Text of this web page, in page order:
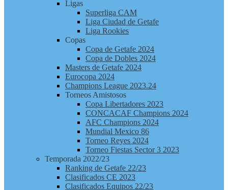
Ligas
Superliga CAM
Liga Ciudad de Getafe
Liga Rookies
Copas
Copa de Getafe 2024
Copa de Dobles 2024
Masters de Getafe 2024
Eurocopa 2024
Champions League 2023.24
Torneos Amistosos
Copa Libertadores 2023
CONCACAF Champions 2024
AFC Champions 2024
Mundial Mexico 86
Torneo Reyes 2024
Torneo Fiestas Sector 3 2023
Temporada 2022/23
Ranking de Getafe 22/23
Clasificados CE 2023
Clasificados Equipos 22/23